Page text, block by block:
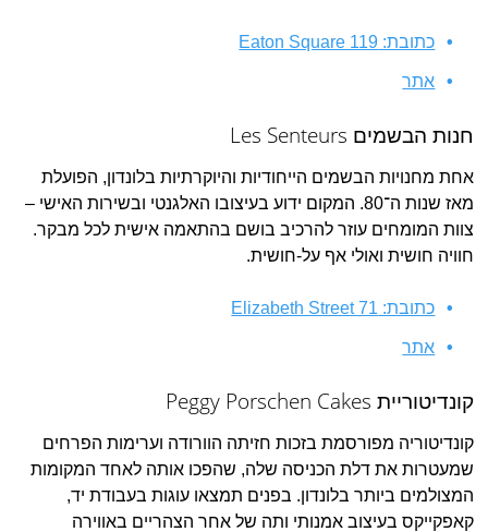
כתובת: Eaton Square 119
אתר
חנות הבשמים Les Senteurs
אחת מחנויות הבשמים הייחודיות והיוקרתיות בלונדון, הפועלת
מאז שנות ה־80. המקום ידוע בעיצובו האלגנטי ובשירות האישי –
צוות המומחים עוזר להרכיב בושם בהתאמה אישית לכל מבקר.
חוויה חושית ואולי אף על-חושית.
כתובת: Elizabeth Street 71
אתר
קונדיטוריית Peggy Porschen Cakes
קונדיטוריה מפורסמת בזכות חזיתה הוורודה וערימות הפרחים
שמעטרות את דלת הכניסה שלה, שהפכו אותה לאחד המקומות
המצולמים ביותר בלונדון. בפנים תמצאו עוגות בעבודת יד,
קאפקייקס בעיצוב אמנותי ותה של אחר הצהריים באווירה